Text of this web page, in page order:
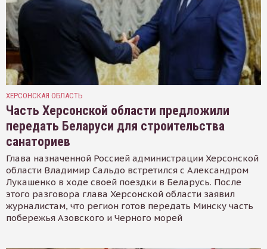
ХЕРСОНСКАЯ ОБЛАСТЬ
Часть Херсонской области предложили
передать Беларуси для строительства
санаториев
Глава назначенной Россией администрации Херсонской
области Владимир Сальдо встретился с Александром
Лукашенко в ходе своей поездки в Беларусь. После
этого разговора глава Херсонской области заявил
журналистам, что регион готов передать Минску часть
побережья Азовского и Черного морей